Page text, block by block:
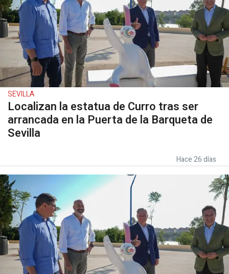
SEVILLA
Localizan la estatua de Curro tras ser
arrancada en la Puerta de la Barqueta de
Sevilla
Hace 26 días